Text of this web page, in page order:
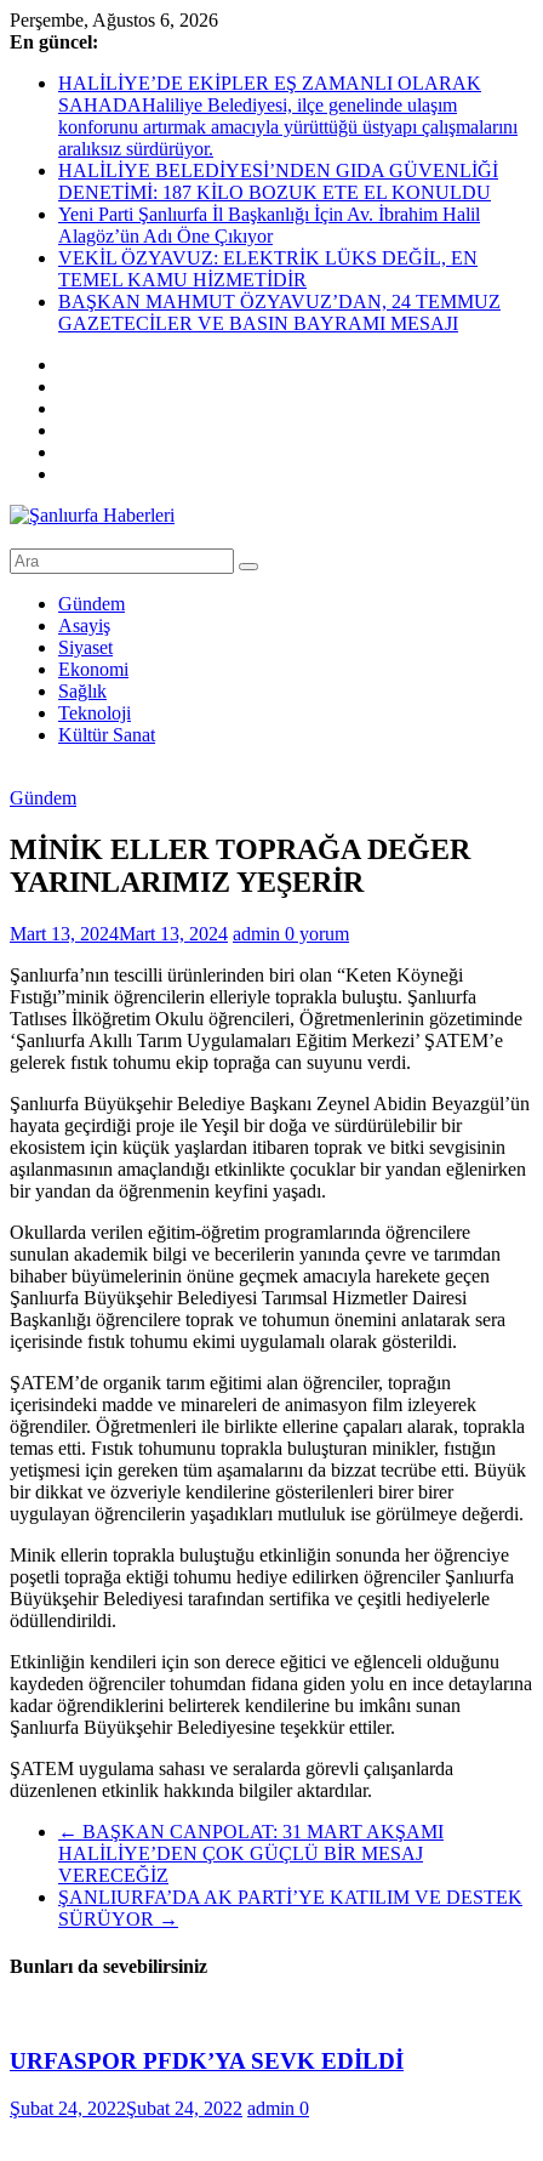
Skip
to
Perşembe, Ağustos 6, 2026
En güncel:
HALİLİYE’DE EKİPLER EŞ ZAMANLI OLARAK
SAHADAHaliliye Belediyesi, ilçe genelinde ulaşım
konforunu artırmak amacıyla yürüttüğü üstyapı çalışmalarını
aralıksız sürdürüyor.
HALİLİYE BELEDİYESİ’NDEN GIDA GÜVENLİĞİ
DENETİMİ: 187 KİLO BOZUK ETE EL KONULDU
Yeni Parti Şanlıurfa İl Başkanlığı İçin Av. İbrahim Halil
Alagöz’ün Adı Öne Çıkıyor
VEKİL ÖZYAVUZ: ELEKTRİK LÜKS DEĞİL, EN
TEMEL KAMU HİZMETİDİR
BAŞKAN MAHMUT ÖZYAVUZ’DAN, 24 TEMMUZ
GAZETECİLER VE BASIN BAYRAMI MESAJI
Şanlıurfa
Dakika
Şanlıurfa
Haberleri
Gündem
Asayiş
Siyaset
Ekonomi
Sağlık
Teknoloji
Kültür Sanat
Gündem
MİNİK ELLER TOPRAĞA DEĞER
YARINLARIMIZ YEŞERİR
Mart 13, 2024Mart 13, 2024 admin 0 yorum
Şanlıurfa’nın tescilli ürünlerinden biri olan “Keten Köyneği
Fıstığı”minik öğrencilerin elleriyle toprakla buluştu. Şanlıurfa
Tatlıses İlköğretim Okulu öğrencileri, Öğretmenlerinin gözetiminde
‘Şanlıurfa Akıllı Tarım Uygulamaları Eğitim Merkezi’ ŞATEM’e
gelerek fıstık tohumu ekip toprağa can suyunu verdi.
Şanlıurfa Büyükşehir Belediye Başkanı Zeynel Abidin Beyazgül’ün
hayata geçirdiği proje ile Yeşil bir doğa ve sürdürülebilir bir
ekosistem için küçük yaşlardan itibaren toprak ve bitki sevgisinin
aşılanmasının amaçlandığı etkinlikte çocuklar bir yandan eğlenirken
bir yandan da öğrenmenin keyfini yaşadı.
Okullarda verilen eğitim-öğretim programlarında öğrencilere
sunulan akademik bilgi ve becerilerin yanında çevre ve tarımdan
bihaber büyümelerinin önüne geçmek amacıyla harekete geçen
Şanlıurfa Büyükşehir Belediyesi Tarımsal Hizmetler Dairesi
Başkanlığı öğrencilere toprak ve tohumun önemini anlatarak sera
içerisinde fıstık tohumu ekimi uygulamalı olarak gösterildi.
ŞATEM’de organik tarım eğitimi alan öğrenciler, toprağın
içerisindeki madde ve minareleri de animasyon film izleyerek
öğrendiler. Öğretmenleri ile birlikte ellerine çapaları alarak, toprakla
temas etti. Fıstık tohumunu toprakla buluşturan minikler, fıstığın
yetişmesi için gereken tüm aşamalarını da bizzat tecrübe etti. Büyük
bir dikkat ve özveriyle kendilerine gösterilenleri birer birer
uygulayan öğrencilerin yaşadıkları mutluluk ise görülmeye değerdi.
Minik ellerin toprakla buluştuğu etkinliğin sonunda her öğrenciye
poşetli toprağa ektiği tohumu hediye edilirken öğrenciler Şanlıurfa
Büyükşehir Belediyesi tarafından sertifika ve çeşitli hediyelerle
ödüllendirildi.
Etkinliğin kendileri için son derece eğitici ve eğlenceli olduğunu
kaydeden öğrenciler tohumdan fidana giden yolu en ince detaylarına
kadar öğrendiklerini belirterek kendilerine bu imkânı sunan
Şanlıurfa Büyükşehir Belediyesine teşekkür ettiler.
ŞATEM uygulama sahası ve seralarda görevli çalışanlarda
düzenlenen etkinlik hakkında bilgiler aktardılar.
← BAŞKAN CANPOLAT: 31 MART AKŞAMI
HALİLİYE’DEN ÇOK GÜÇLÜ BİR MESAJ
VERECEĞİZ
ŞANLIURFA’DA AK PARTİ’YE KATILIM VE DESTEK
SÜRÜYOR →
Bunları da sevebilirsiniz
URFASPOR PFDK’YA SEVK EDİLDİ
Şubat 24, 2022Şubat 24, 2022 admin 0